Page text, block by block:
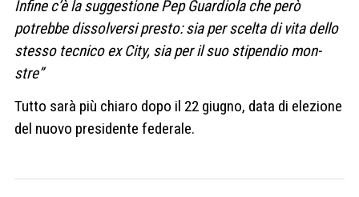
Infine c’è la sug­ge­stione Pep Guar­diola che però
potrebbe dis­sol­versi pre­sto: sia per scelta di vita dello
stesso tec­nico ex City, sia per il suo sti­pen­dio mon­
stre”
Tutto sarà più chiaro dopo il 22 giugno, data di elezione
del nuovo presidente federale.